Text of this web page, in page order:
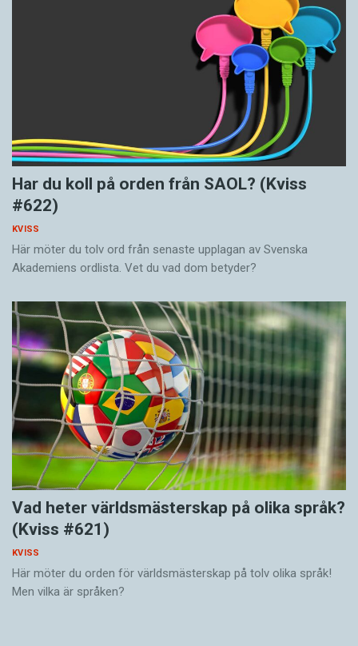
Har du koll på orden från SAOL? (Kviss
#622)
KVISS
Här möter du tolv ord från senaste upplagan av Svenska
Akademiens ordlista. Vet du vad dom betyder?
Vad heter världsmästerskap på olika språk?
(Kviss #621)
KVISS
Här möter du orden för världsmästerskap på tolv olika språk!
Men vilka är språken?